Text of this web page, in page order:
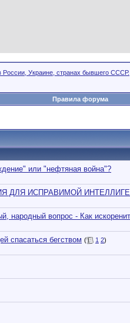
России, Украине, странах бывшего СССР.
Правила форума
или "нефтяная война"?
ДЛЯ ИСПРАВИМОЙ
народный вопрос - Как
спасаться бегством ( 1 2)